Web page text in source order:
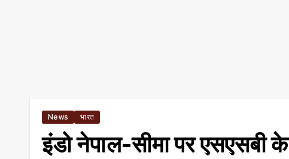
News भारत
इंडो नेपाल-सीमा पर एसएसबी